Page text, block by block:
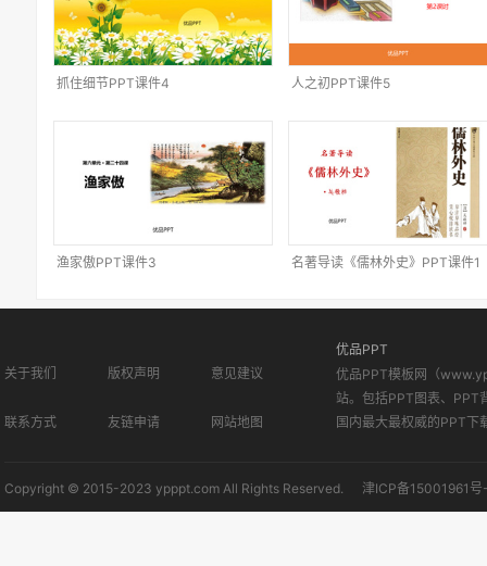
抓住细节PPT课件4 人之初PPT课件5
渔家傲PPT课件3 名著导读《儒林外史》PPT课件1
关于我们 版权声明 意见建议
联系方式 友链申请 网站地图
优品PPT
优品PPT模板网（
站。包括PPT图表、PPT
国内最大最权威的PPT下
Copyright © 2015-2023 ypppt.com All Rights Reserved. 津ICP备15001961号